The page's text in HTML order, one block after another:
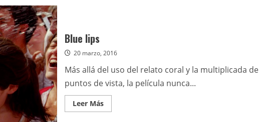
Blue lips
20 marzo, 2016
Más allá del uso del relato coral y la multiplicada de
puntos de vista, la película nunca...
Leer MásLeer
más